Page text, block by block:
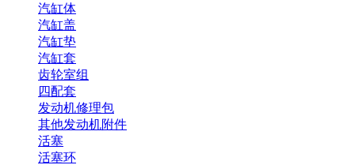
汽缸体
汽缸盖
汽缸垫
汽缸套
齿轮室组
四配套
发动机修理包
其他发动机附件
活塞
活塞环